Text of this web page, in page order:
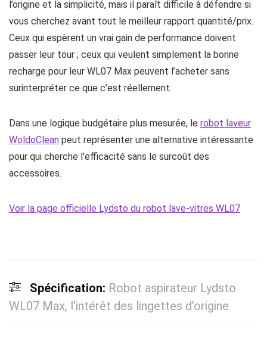
l’origine et la simplicité, mais il paraît difficile à défendre si
vous cherchez avant tout le meilleur rapport quantité/prix.
Ceux qui espèrent un vrai gain de performance doivent
passer leur tour ; ceux qui veulent simplement la bonne
recharge pour leur WL07 Max peuvent l’acheter sans
surinterpréter ce que c’est réellement.
Dans une logique budgétaire plus mesurée, le robot laveur
WoldoClean peut représenter une alternative intéressante
pour qui cherche l'efficacité sans le surcoût des
accessoires.
Voir la page officielle Lydsto du robot lave-vitres WL07
Spécification: Robot aspirateur Lydsto
WL07 Max, l’intérêt des lingettes d’origine